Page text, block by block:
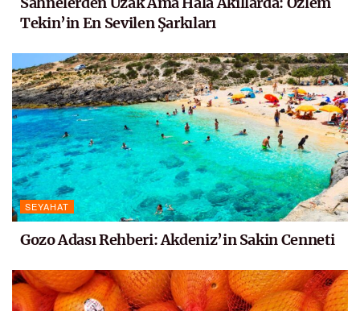
Tekin’in En Sevilen Şarkıları
SEYAHAT
Gozo Adası Rehberi: Akdeniz’in Sakin Cenneti